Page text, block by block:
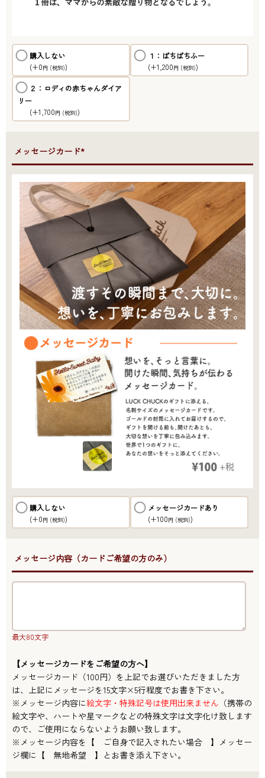
購入しない
(+0円 (税別))
１：ぱちぱちふー
(+1,200円 (税別))
２：ロディの赤ちゃんダイア
リー
(+1,700円 (税別))
●メッセージカード*
購入しない
(+0円 (税別))
メッセージカードあり
(+100円 (税別))
●メッセージ内容（カードご希望の方のみ）
最大80文字
【メッセージカードをご希望の方へ】
メッセージカード（100円）を上記でお選びいただきました方
は、上記にメッセージを15文字×5行程度でお書き下さい。
※メッセージ内容に絵文字・特殊記号は使用出来ません （携帯の
絵文字や、ハートや星マークなどの特殊文字は文字化け致します
ので、ご使用にならないようお願い致します。
※メッセージ内容を【 ご自身で記入されたい場合 】メッセー
ジ欄に【 無地希望 】とお書き添え下さい。